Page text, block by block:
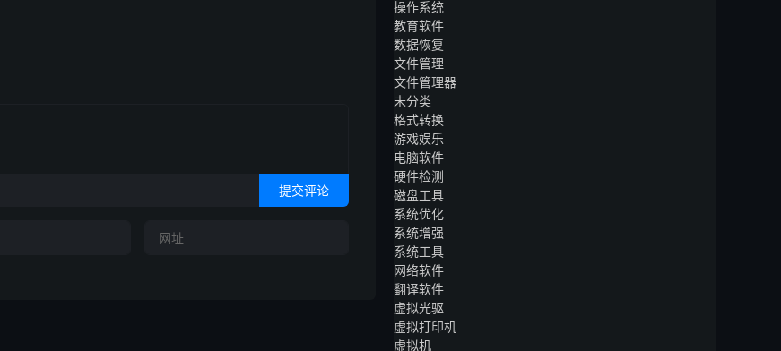
提交评论
操作系统
教育软件
数据恢复
文件管理
文件管理器
未分类
格式转换
游戏娱乐
电脑软件
硬件检测
磁盘工具
系统优化
系统增强
系统工具
网络软件
翻译软件
虚拟光驱
虚拟打印机
虚拟机